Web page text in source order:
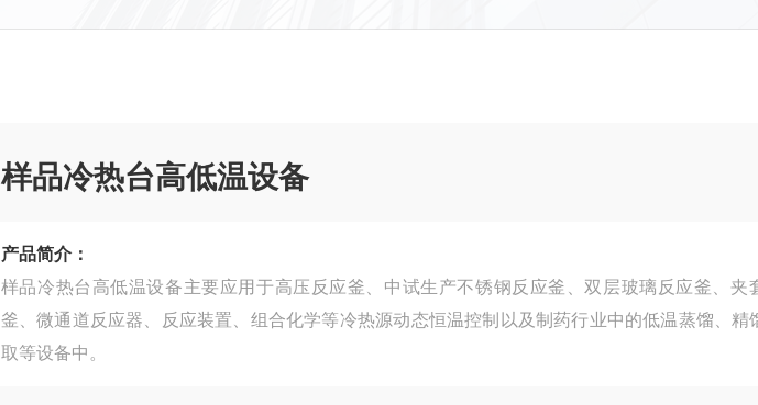
样品冷热台高低温设备
产品简介：
样品冷热台高低温设备主要应用于高压反应釜、中试生产不锈钢反应釜、双层玻璃反应釜、夹
釜、微通道反应器、反应装置、组合化学等冷热源动态恒温控制以及制药行业中的低温蒸馏、精
取等设备中。